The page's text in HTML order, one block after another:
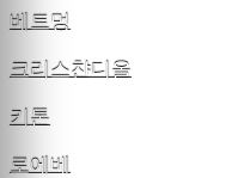
베트멍
크리스챤디올
키톤
로에베